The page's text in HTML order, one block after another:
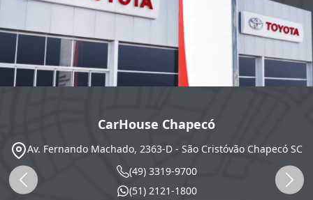
CarHouse Chapecó
Av. Fernando Machado, 2363-D - São Cristóvão Chapecó SC
(49) 3319-9700
(51) 2121-1800